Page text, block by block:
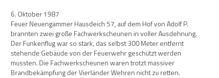
6. Oktober 1987
Feuer Neuengammer Hausdeich 57, auf dem Hof von Adolf P.
brannten zwei große Fachwerkscheunen in voller Ausdehnung.
Der Funkenflug war so stark, das selbst 300 Meter entfernt
stehende Gebäude von der Feuerwehr geschützt werden
mussten. Die Fachwerkscheunen waren trotzt massiver
Brandbekämpfung der Vierländer Wehren nicht zu retten.